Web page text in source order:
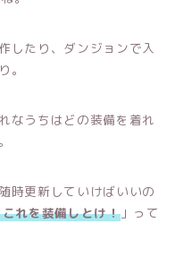
したり、ダンジョンで入
。
なうちはどの装備を着れ
時更新していけばいいの
れを装備しとけ！」って